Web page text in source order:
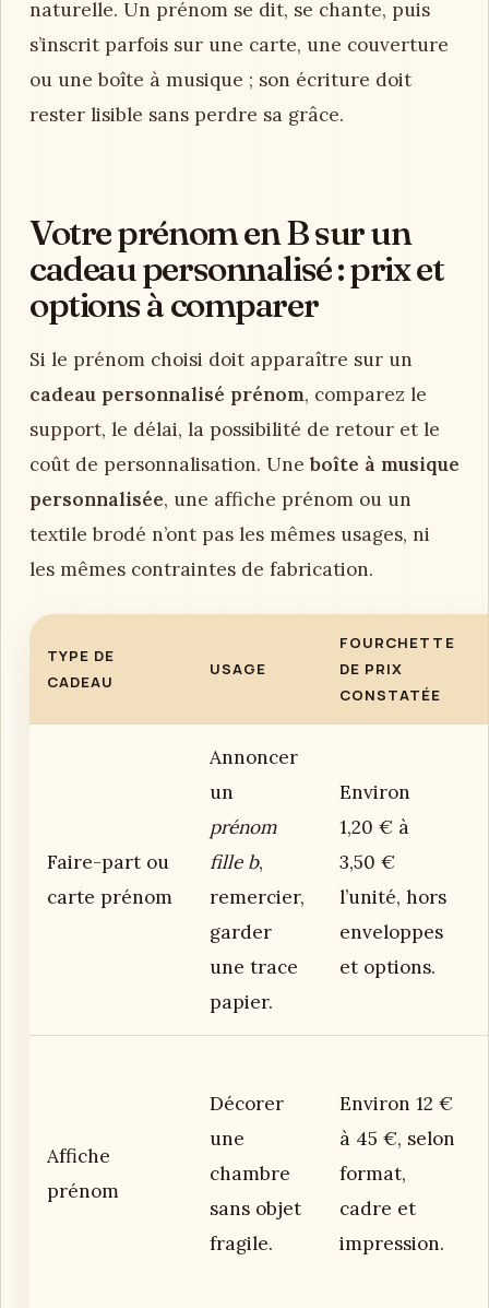
naturelle. Un prénom se dit, se chante, puis
s’inscrit parfois sur une carte, une couverture
ou une boîte à musique ; son écriture doit
rester lisible sans perdre sa grâce.
Votre prénom en B sur un
cadeau personnalisé : prix et
options à comparer
Si le prénom choisi doit apparaître sur un
cadeau personnalisé prénom, comparez le
support, le délai, la possibilité de retour et le
coût de personnalisation. Uneboîte à musique
personnalisée, une affiche prénom ou un
textile brodé n’ont pas les mêmes usages, ni
les mêmes contraintes de fabrication.
TYPE DE
CADEAU
USAGE
FOURCHETTE
DE PRIX
CONSTATÉE
Faire-part ou
carte prénom
Annoncer
un
prénom
fille b,
remercier,
garder
une trace
papier.
Environ
1,20 € à
3,50 €
l’unité, hors
enveloppes
et options.
Affiche
prénom
Décorer
une
chambre
sans objet
fragile.
Environ 12 €
à 45 €, selon
format,
cadre et
impression.